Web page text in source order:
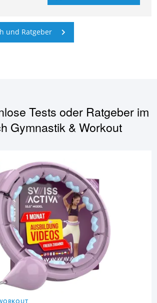
und Ratgeber
Tests oder Ratgeber im
Gymnastik & Workout